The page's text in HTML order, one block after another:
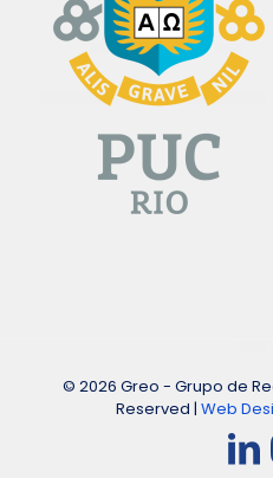
© 2026 Greo - Grupo de
Reserved | Web